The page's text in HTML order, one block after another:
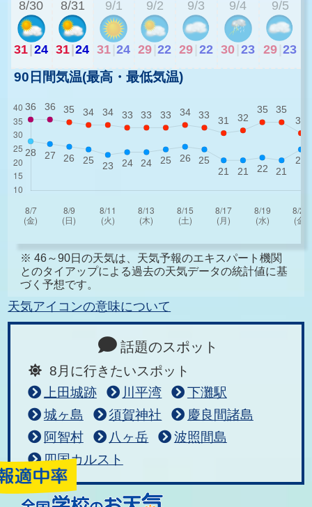
8/30
31|24
8/31
31|24
9/1
31 24
9/2
29 22
9/3
29 22
9/4
30 23
9/5
29 23
90日間気温(最高・最低気温)
※ 46～90日の天気は、天気予報のエキスパート機関
とのタイアップによる過去の天気データの統計値に基
づく予想です。
天気アイコンの意味について
話題のスポット
8月に行きたいスポット
上田城跡
川平湾
下灘駅
城ヶ島
須賀神社
慶良間諸島
阿智村
八ヶ岳
波照間島
四国カルスト